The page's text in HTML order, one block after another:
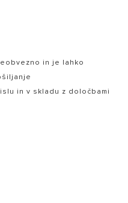
in je lahko
in v skladu z določbami